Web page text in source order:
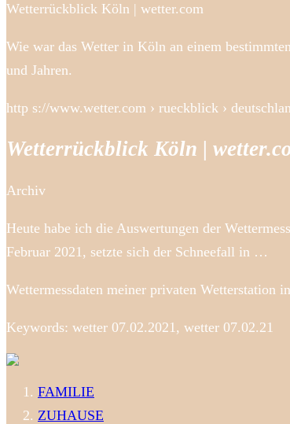
Wetterrückblick Köln | wetter.com
Wie war das Wetter in Köln an einem
und Jahren.
http s://www.wetter.com › rueckblick ›
Wetterrückblick Köln |
Archiv
Heute habe ich die Auswertungen der
Februar 2021, setzte sich der Schneefall in …
Wettermessdaten meiner privaten Wetterstation
Keywords: wetter 07.02.2021, wetter 07.02.21
FAMILIE
ZUHAUSE